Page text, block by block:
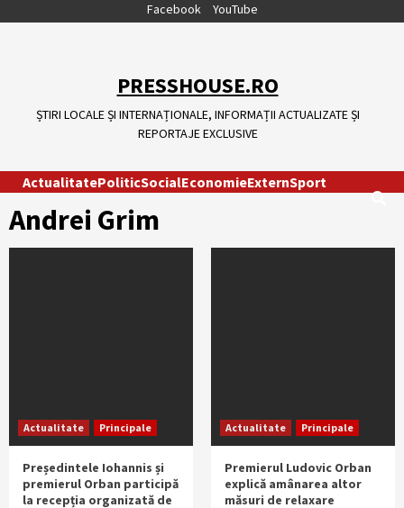
Facebook YouTube
PRESSHOUSE.RO
ȘTIRI LOCALE ȘI INTERNAȚIONALE, INFORMAȚII ACTUALIZATE ȘI
REPORTAJE EXCLUSIVE
ActualitatePoliticSocialEconomieExternSport
Andrei Grim
Actualitate Principale
Președintele Iohannis și
premierul Orban participă
la recepția organizată de
Actualitate Principale
Premierul Ludovic Orban
explică amânarea altor
măsuri de relaxare